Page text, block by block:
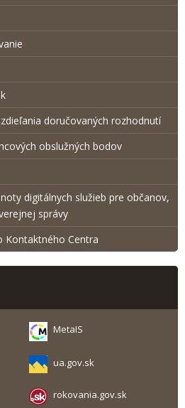
doručovaných rozhodnutí
obslužných bodov
digitálnych služieb pre občanov,
správy
Kontaktného Centra
MetaIS
ua.gov.sk
rokovania.gov.sk